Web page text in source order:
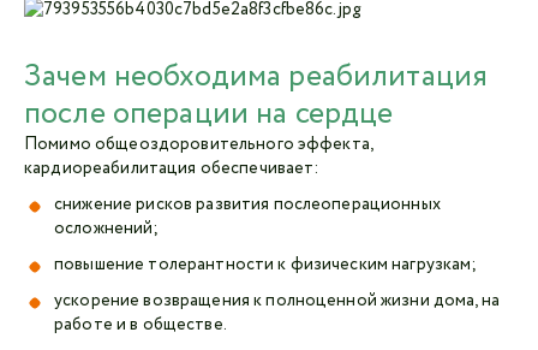
Зачем необходима реабилитация
после операции на сердце
Помимо общеоздоровительного эффекта,
кардиореабилитация обеспечивает:
снижение рисков развития послеоперационных
осложнений;
повышение толерантности к физическим нагрузкам;
ускорение возвращения к полноценной жизни дома, на
работе и в обществе.